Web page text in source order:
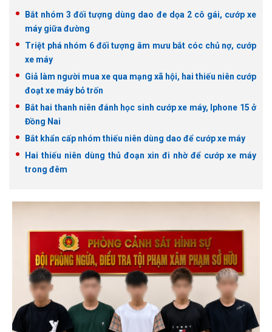
Bắt nhóm 3 đối tượng dùng dao đe dọa 2 cô gái, cướp xe
máy giữa đường
Triệt phá nhóm 6 đối tượng âm mưu bắt cóc chủ nợ, cướp
xe máy
Giả làm người mua xe qua mạng xã hội, hai thiếu niên cướp
đoạt xe máy bỏ trốn
Bắt hai thanh niên đánh học sinh cướp xe máy, Iphone 15 ở
Đồng Nai
Bắt khẩn cấp nhóm thiếu niên dùng dao để cướp xe máy
Hai thiếu niên dùng thủ đoạn xin đi nhờ để cướp xe máy
trong đêm